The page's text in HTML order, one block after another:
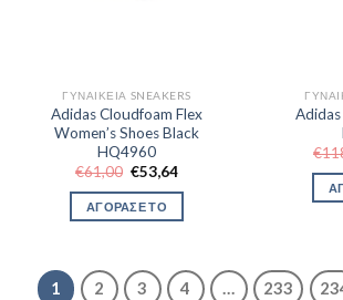
ΓΥΝΑΙΚΕΊΑ SNEAKERS
Adidas Cloudfoam Flex
Women’s Shoes Black
HQ4960
€61,00 Original
price
was:
€61,00.
€53,64Η
τιμή
ΑΓΟΡΑΣΕ ΤΟ
€
1 2 3 4 … 233